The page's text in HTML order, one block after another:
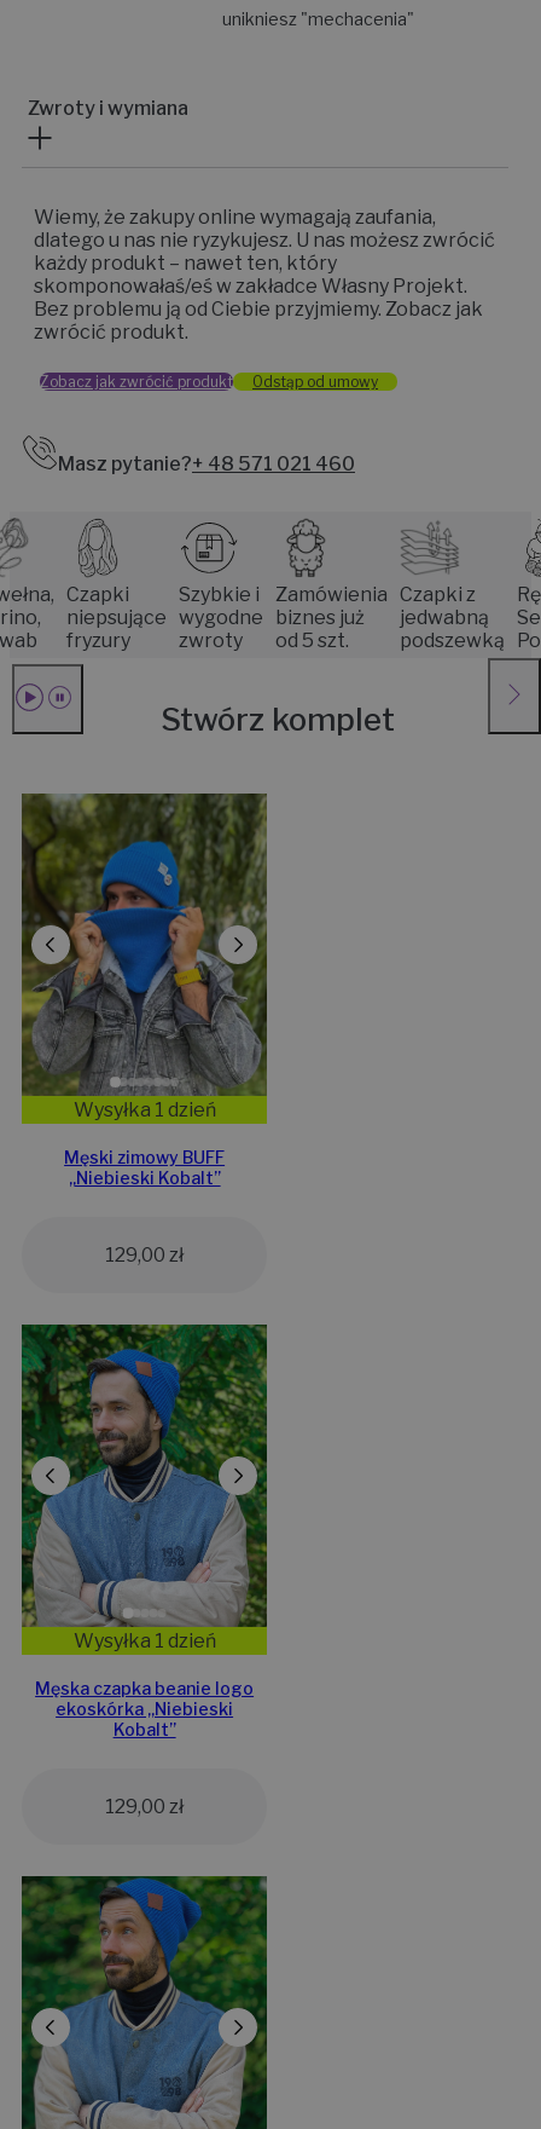
unikniesz "mechacenia"
Zwroty i wymiana
Wiemy, że zakupy online wymagają zaufania,
dlatego u nas nie ryzykujesz. U nas możesz zwrócić
każdy produkt – nawet ten, który
skomponowałaś/eś w zakładce Własny Projekt.
Bez problemu ją od Ciebie przyjmiemy. Zobacz jak
zwrócić produkt.
Zobacz jak zwrócić produkt Odstąp od umowy
Masz pytanie?+ 48 571 021 460
Czapki
niepsujące
fryzury
Szybkie i
wygodne
zwroty
Zamówienia
biznes już
od 5 szt.
Czapki z
jedwabną
podszewką
Stwórz komplet
Wysyłka 1 dzień
Męski zimowy BUFF
„Niebieski Kobalt”
129,00 zł
Wysyłka 1 dzień
Męska czapka beanie logo
ekoskórka „Niebieski
Kobalt”
129,00 zł